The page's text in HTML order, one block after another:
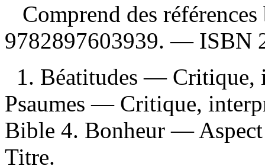
Comprend des
9782897603939. — ISBN
1. Béatitudes — Critique,
Psaumes — Critique,
Bible 4. Bonheur —
Titre.